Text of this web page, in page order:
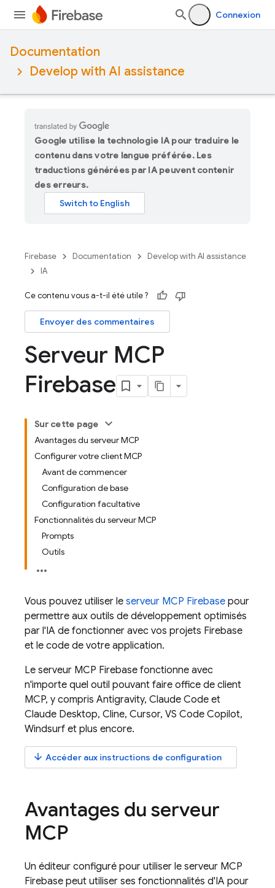
Connexion
Documentation
Develop with AI assistance
Google utilise la technologie IA pour traduire le
contenu dans votre langue préférée. Les
traductions générées par IA peuvent contenir
des erreurs.
Firebase Documentation
Develop with AI assistance
IA
Ce contenu vous a-t-il été utile ?
Envoyer des commentaires
Serveur MCP
Firebase
Sur cette page
Avantages du serveur MCP
Configurer votre client MCP
Avant de commencer
Configuration de base
Configuration facultative
Fonctionnalités du serveur MCP
Prompts
Outils
Vous pouvez utiliser le serveur MCP Firebase pour
permettre aux outils de développement optimisés
par l'IA de fonctionner avec vos projets Firebase
et le code de votre application.
Le serveur MCP Firebase fonctionne avec
n'importe quel outil pouvant faire office de client
MCP, y compris Antigravity, Claude Code et
Claude Desktop, Cline, Cursor, VS Code Copilot,
Windsurf et plus encore.
arrow_downward Accéder aux instructions de configuration
Avantages du serveur
MCP
Un éditeur configuré pour utiliser le serveur MCP
Firebase peut utiliser ses fonctionnalités d'IA pour